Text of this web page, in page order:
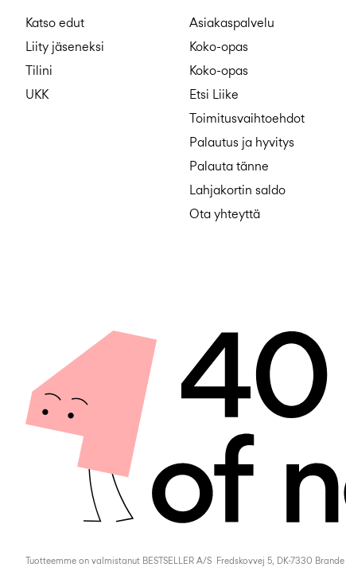
Katso edut
Liity jäseneksi
Tilini
UKK
Asiakaspalvelu
Koko-opas
Koko-opas
Etsi Liike
Toimitusvaihtoehdot
Palautus ja hyvitys
Palauta tänne
Lahjakortin saldo
Ota yhteyttä
Tuotteemme on valmistanut BESTSELLER A/S Fredskovvej 5, DK-7330 Brande